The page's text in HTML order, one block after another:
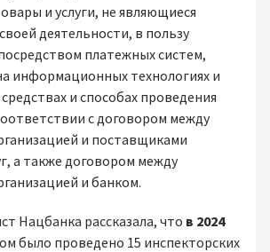
и услуги, не являющиеся
деятельности, в пользу
платежных систем,
информационных технологиях и
и способах проведения
с договором между
и поставщиками
а также договором между
и банком.
Нацбанка рассказала, что в 2024
было проведено 15 инспекторских